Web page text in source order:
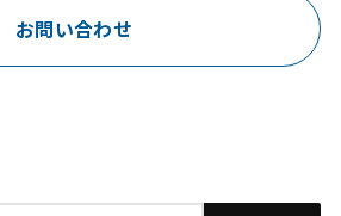
お問い合わせ